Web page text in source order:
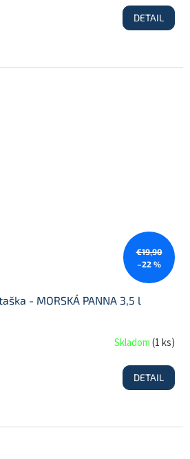
DETAIL
€19,90
–22 %
- MORSKÁ PANNA 3,5 l
Skladom(1 ks)
DETAIL